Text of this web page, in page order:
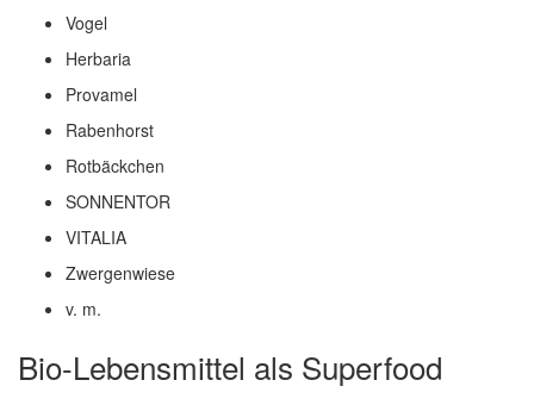
Vogel
Herbaria
Provamel
Rabenhorst
Rotbäckchen
SONNENTOR
VITALIA
Zwergenwiese
v. m.
Bio-Lebensmittel als Superfood